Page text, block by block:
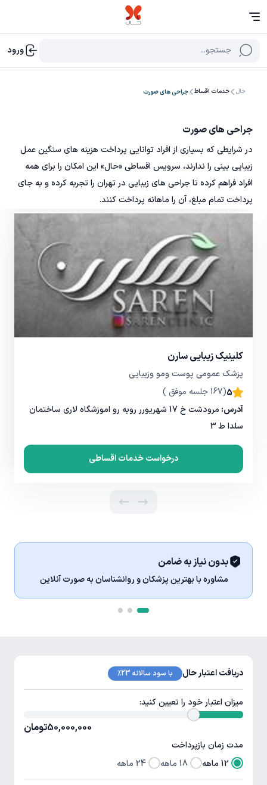
جستجو... ورود
حال خدمات اقساط جراحی های صورت
جراحی های صورت
در شرایطی که بسیاری از افراد توانایی پرداخت هزینه های سنگین عمل
زیبایی بینی را ندارند، سرویس اقساطی «حال» این امکان را برای همه
افراد فراهم کرده تا جراحی های زیبایی در تهران را تجربه کرده و به جای
پرداخت تمام مبلغ، آن را ماهانه پرداخت کنند.
کلینیک زیبایی سارن
پزشک عمومی پوست ومو وزیبایی
(167 جلسه موفق )5
آدرس:
مرودشت خ 17 شهریورر روبه رو اموزشگاه لاری ساختمان
سلدا ط 3
درخواست خدمات اقساطی
بدون نیاز به ضامن
مشاوره با بهترین پزشکان و روانشناسان به صورت آنلاین
دریافت اعتبار حال با سود سالانه 23%
میزان اعتبار خود را تعیین کنید:
50,000,000تومان
مدت زمان بازپرداخت
12 ماهه
18 ماهه 24 ماهه